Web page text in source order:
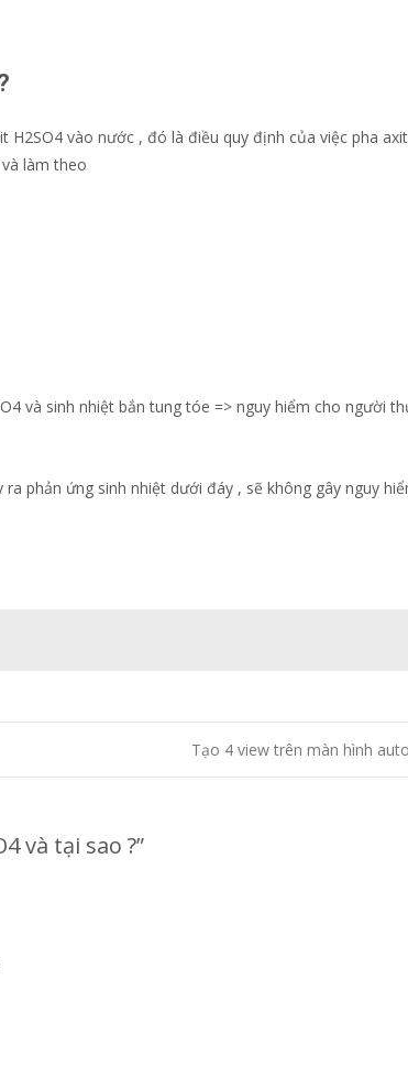
vào nước , đó là điều quy định của việc pha
làm theo
và sinh nhiệt bắn tung tóe => nguy hiểm cho người
phản ứng sinh nhiệt dưới đáy , sẽ không gây nguy
Tạo 4 view trên màn hình
và tại sao ?”